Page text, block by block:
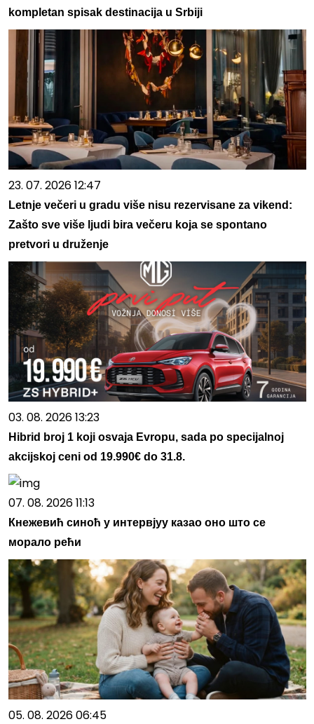
kompletan spisak destinacija u Srbiji
23. 07. 2026 12:47
Letnje večeri u gradu više nisu rezervisane za vikend:
Zašto sve više ljudi bira večeru koja se spontano
pretvori u druženje
03. 08. 2026 13:23
Hibrid broj 1 koji osvaja Evropu, sada po specijalnoj
akcijskoj ceni od 19.990€ do 31.8.
07. 08. 2026 11:13
Кнежевић синоћ у интервјуу казао оно што се
морало рећи
05. 08. 2026 06:45